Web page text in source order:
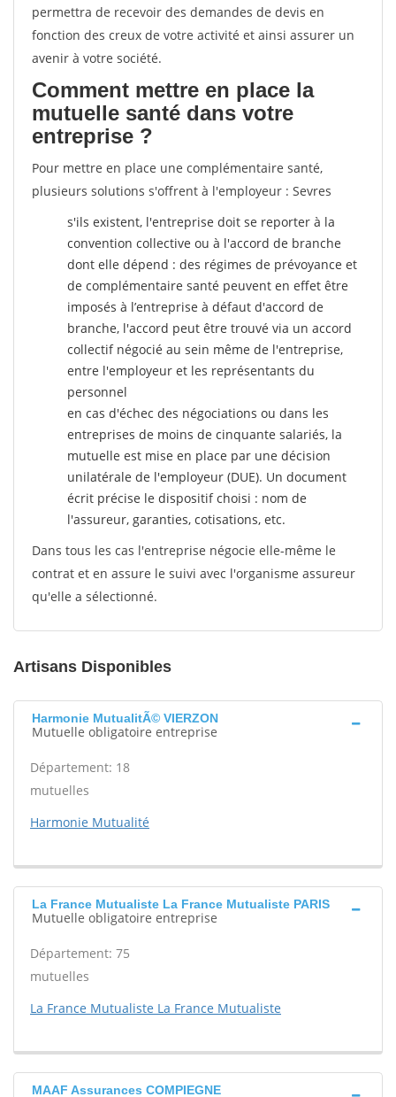
permettra de recevoir des demandes de devis en
fonction des creux de votre activité et ainsi assurer un
avenir à votre société.
Comment mettre en place la
mutuelle santé dans votre
entreprise ?
Pour mettre en place une complémentaire santé,
plusieurs solutions s'offrent à l'employeur : Sevres
s'ils existent, l'entreprise doit se reporter à la
convention collective ou à l'accord de branche
dont elle dépend : des régimes de prévoyance et
de complémentaire santé peuvent en effet être
imposés à l’entreprise à défaut d'accord de
branche, l'accord peut être trouvé via un accord
collectif négocié au sein même de l'entreprise,
entre l'employeur et les représentants du
personnel
en cas d'échec des négociations ou dans les
entreprises de moins de cinquante salariés, la
mutuelle est mise en place par une décision
unilatérale de l'employeur (DUE). Un document
écrit précise le dispositif choisi : nom de
l'assureur, garanties, cotisations, etc.
Dans tous les cas l'entreprise négocie elle-même le
contrat et en assure le suivi avec l'organisme assureur
qu'elle a sélectionné.
Artisans Disponibles
Harmonie MutualitÃ© VIERZON
Mutuelle obligatoire entreprise
Département: 18
mutuelles
Harmonie Mutualité
La France Mutualiste La France Mutualiste PARIS
Mutuelle obligatoire entreprise
Département: 75
mutuelles
La France Mutualiste La France Mutualiste
MAAF Assurances COMPIEGNE